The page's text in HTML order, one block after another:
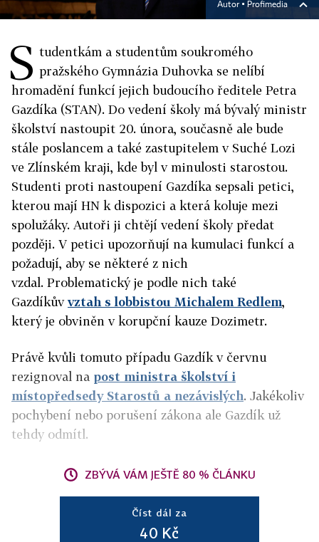
Autor ▪ Profimedia
S tudentkám a studentům soukromého
pražského Gymnázia Duhovka se nelíbí
hromadění funkcí jejich budoucího ředitele Petra
Gazdíka (STAN). Do vedení školy má bývalý ministr
školství nastoupit 20. února, současně ale bude
stále poslancem a také zastupitelem v Suché Lozi
ve Zlínském kraji, kde byl v minulosti starostou.
Studenti proti nastoupení Gazdíka sepsali petici,
kterou mají HN k dispozici a která koluje mezi
spolužáky. Autoři ji chtějí vedení školy předat
později. V petici upozorňují na kumulaci funkcí a
požadují, aby se některé z nich
vzdal. Problematický je podle nich také
Gazdíkůvvztah s lobbistou Michalem Redlem,
který je obviněn v korupční kauze Dozimetr.
Právě kvůli tomuto případu Gazdík v červnu
rezignoval na post ministra školství i
místopředsedy Starostů a nezávislých. Jakékoliv
pochybení nebo porušení zákona ale Gazdík už
tehdy odmítl.
ZBÝVÁ VÁM JEŠTĚ 80 % ČLÁNKU
Číst dál za
40 Kč